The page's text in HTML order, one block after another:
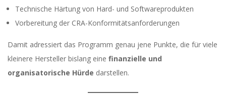
Technische Härtung von Hard- und Softwareprodukten
Vorbereitung der CRA-Konformitätsanforderungen
Damit adressiert das Programm genau jene Punkte, die für viele
kleinere Hersteller bislang eine finanzielle und
organisatorische Hürde darstellen.